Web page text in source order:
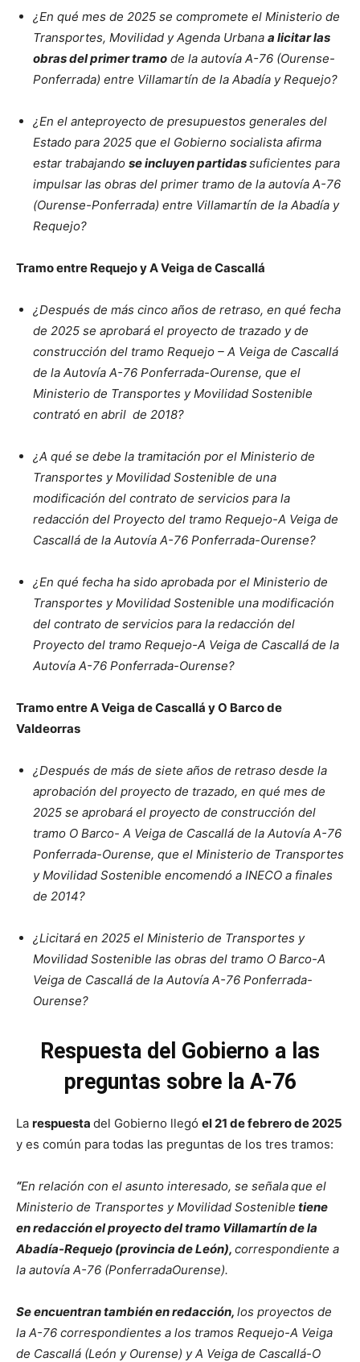
¿En qué mes de 2025 se compromete el Ministerio de
Transportes, Movilidad y Agenda Urbana a licitar las
obras del primer tramo de la autovía A-76 (Ourense-
Ponferrada) entre Villamartín de la Abadía y Requejo?
¿En el anteproyecto de presupuestos generales del
Estado para 2025 que el Gobierno socialista afirma
estar trabajando se incluyen partidassuficientes para
impulsar las obras del primer tramo de la autovía A-76
(Ourense-Ponferrada) entre Villamartín de la Abadía y
Requejo?
Tramo entre Requejo y A Veiga de Cascallá
¿Después de más cinco años de retraso, en qué fecha
de 2025 se aprobará el proyecto de trazado y de
construcción del tramo Requejo – A Veiga de Cascallá
de la Autovía A-76 Ponferrada-Ourense, que el
Ministerio de Transportes y Movilidad Sostenible
contrató en abril de 2018?
¿A qué se debe la tramitación por el Ministerio de
Transportes y Movilidad Sostenible de una
modificación del contrato de servicios para la
redacción del Proyecto del tramo Requejo-A Veiga de
Cascallá de la Autovía A-76 Ponferrada-Ourense?
¿En qué fecha ha sido aprobada por el Ministerio de
Transportes y Movilidad Sostenible una modificación
del contrato de servicios para la redacción del
Proyecto del tramo Requejo-A Veiga de Cascallá de la
Autovía A-76 Ponferrada-Ourense?
Tramo entre A Veiga de Cascallá y O Barco de
Valdeorras
¿Después de más de siete años de retraso desde la
aprobación del proyecto de trazado, en qué mes de
2025 se aprobará el proyecto de construcción del
tramo O Barco- A Veiga de Cascallá de la Autovía A-76
Ponferrada-Ourense, que el Ministerio de Transportes
y Movilidad Sostenible encomendó a INECO a finales
de 2014?
¿Licitará en 2025 el Ministerio de Transportes y
Movilidad Sostenible las obras del tramo O Barco-A
Veiga de Cascallá de la Autovía A-76 Ponferrada-
Ourense?
Respuesta del Gobierno a las
preguntas sobre la A-76
La respuesta del Gobierno llegó el 21 de febrero de 2025
y es común para todas las preguntas de los tres tramos:
“En relación con el asunto interesado, se señalaque el
Ministerio de Transportes y Movilidad Sostenible tiene
en redacción el proyecto del tramo Villamartín de la
Abadía-Requejo (provincia de León), correspondiente a
la autovía A-76 (PonferradaOurense).
Se encuentran también en redacción, los proyectos de
la A-76 correspondientes a los tramos Requejo-A Veiga
de Cascallá (León y Ourense) y A Veiga de Cascallá-O